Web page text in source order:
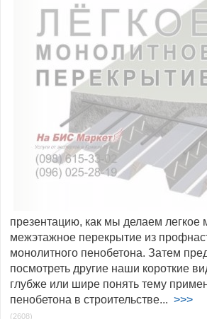
презентацию, как мы делаем легкое
межэтажное перекрытие из
монолитного пенобетона. Затем
посмотреть другие наши короткие
глубже или шире понять тему
пенобетона в строительстве... >>>
(2608)